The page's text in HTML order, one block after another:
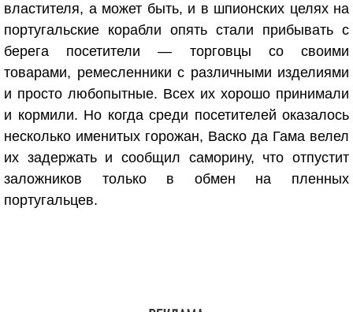
властителя, а может быть, и в шпионских целях на
португальские корабли опять стали прибывать с
берега посетители — торговцы со своими
товарами, ремесленники с различными изделиями
и просто любопытные. Всех их хорошо принимали
и кормили. Но когда среди посетителей оказалось
несколько именитых горожан, Васко да Гама велел
их задержать и сообщил саморину, что отпустит
заложников только в обмен на пленных
португальцев.